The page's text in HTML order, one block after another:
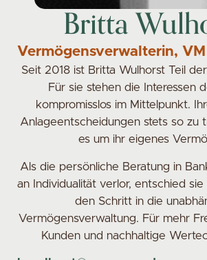
Britta
Vermögensverwalterin,
Seit 2018 ist Britta Wulhorst Teil
Für sie stehen die Interessen
kompromisslos im Mittelpunkt.
Anlageentscheidungen stets so zu
es um ihr eigenes
Als die persönliche Beratung in
an Individualität verlor, entschied
den Schritt in die
Vermögensverwaltung. Für mehr
Kunden und nachhaltige